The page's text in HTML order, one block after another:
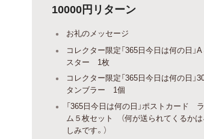
10000円リターン
お礼のメッセージ
コレクター限定「365日今日は何の日」
スター 1枚
コレクター限定「365日今日は何の日」
タンブラー 1個
「365日今日は何の日」ポストカード
ム５枚セット （何が送られてくるかは
しみです。）